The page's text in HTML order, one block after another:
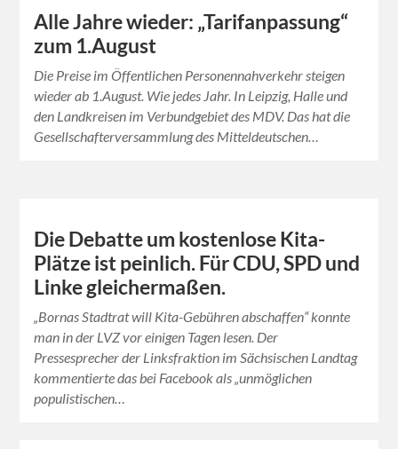
Alle Jahre wieder: „Tarifanpassung“
zum 1.August
Die Preise im Öffentlichen Personennahverkehr steigen
wieder ab 1.August. Wie jedes Jahr. In Leipzig, Halle und
den Landkreisen im Verbundgebiet des MDV. Das hat die
Gesellschafterversammlung des Mitteldeutschen…
Die Debatte um kostenlose Kita-
Plätze ist peinlich. Für CDU, SPD und
Linke gleichermaßen.
„Bornas Stadtrat will Kita-Gebühren abschaffen“ konnte
man in der LVZ vor einigen Tagen lesen. Der
Pressesprecher der Linksfraktion im Sächsischen Landtag
kommentierte das bei Facebook als „unmöglichen
populistischen…